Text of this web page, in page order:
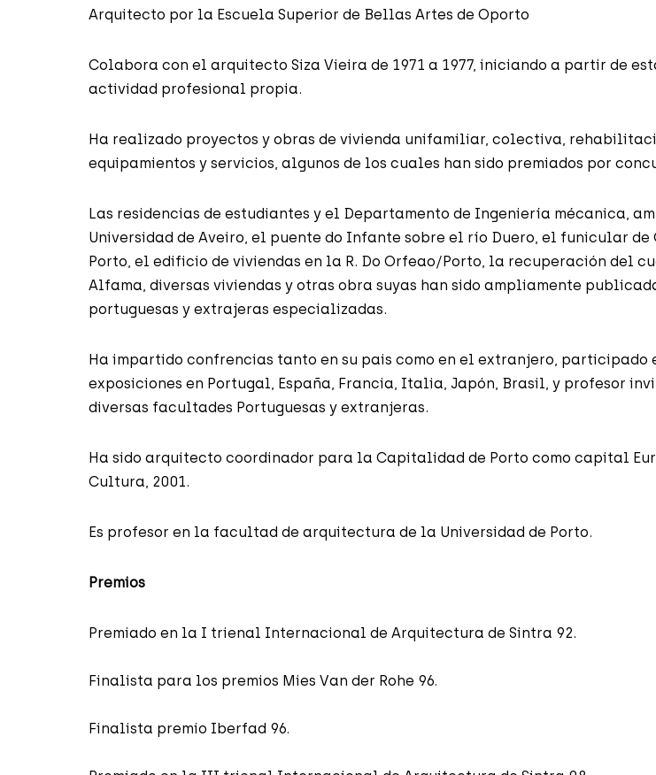
Arquitecto por la Escuela Superior de Bellas Artes de Oporto
Colabora con el arquitecto Siza Vieira de 1971 a 1977, iniciando a partir de
actividad profesional propia.
Ha realizado proyectos y obras de vivienda unifamiliar, colectiva,
equipamientos y servicios, algunos de los cuales han sido premiados por
Las residencias de estudiantes y el Departamento de Ingeniería mécanica,
Universidad de Aveiro, el puente do Infante sobre el río Duero, el funicular de
Porto, el edificio de viviendas en la R. Do Orfeao/Porto, la recuperación del
Alfama, diversas viviendas y otras obra suyas han sido ampliamente
portuguesas y extrajeras especializadas.
Ha impartido confrencias tanto en su pais como en el extranjero, participado
exposiciones en Portugal, España, Francia, Italia, Japón, Brasil, y profesor
diversas facultades Portuguesas y extranjeras.
Ha sido arquitecto coordinador para la Capitalidad de Porto como capital
Cultura, 2001.
Es profesor en la facultad de arquitectura de la Universidad de Porto.
Premios
Premiado en la I trienal Internacional de Arquitectura de Sintra 92.
Finalista para los premios Mies Van der Rohe 96.
Finalista premio Iberfad 96.